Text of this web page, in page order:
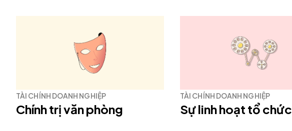
TÀI CHÍNH DOANH NGHIỆP
Chính trị văn phòng
TÀI CHÍNH DOANH NGHIỆP
Sự linh hoạt tổ chức